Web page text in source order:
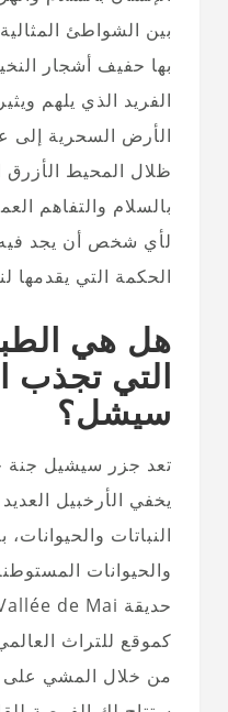
بين الشواطئ
بها حفيف أشجار
الفريد الذي يلهم
الأرض السحرية إلى
ظلال المحيط الأزرق
بالسلام والتفاهم
لأي شخص أن يجد
الحكمة التي يقدمها
هل هي
التي تجذب
سيشل؟
تعد جزر سيشيل جنة
يخفي الأرخبيل
النباتات
والحيوانات
كموقع للتراث
من خلال المشي على